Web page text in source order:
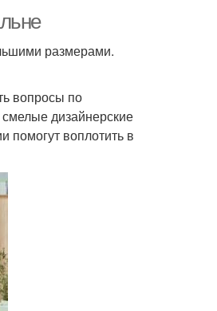
размерами.
вопросы по
дизайнерские
помогут воплотить в